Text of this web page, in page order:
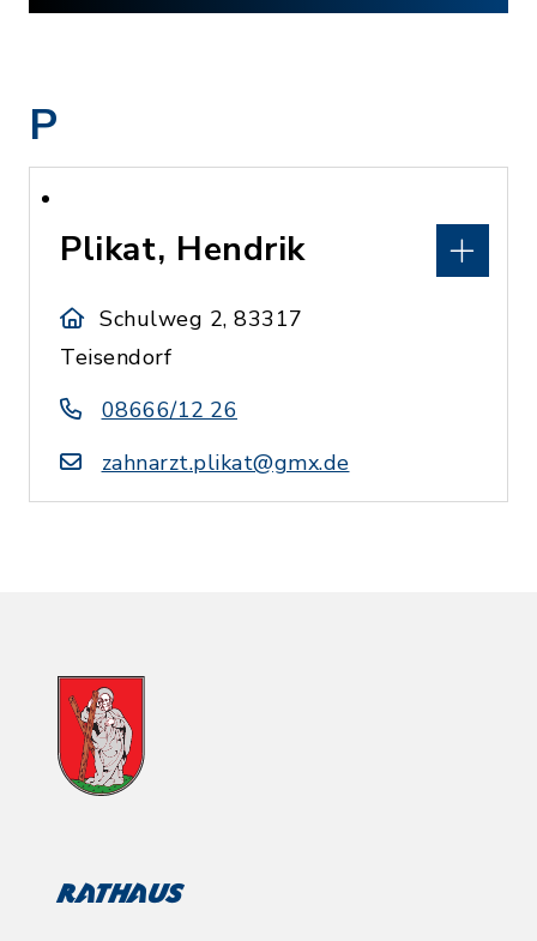
P
Plikat, Hendrik
Schulweg 2, 83317
Teisendorf
08666/12 26
zahnarzt.plikat@gmx.de
Rathaus